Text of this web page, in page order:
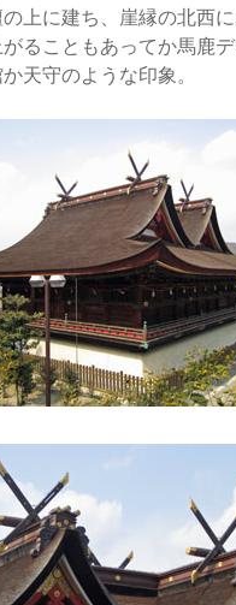
上に建ち、崖縁の北西
ることもあってか馬鹿
天守のような印象。